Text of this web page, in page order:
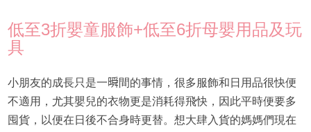
低至3折嬰童服飾+低至6折母嬰用品及玩
具
小朋友的成長只是一𣊬間的事情，很多服飾和日用品很快便
不適用，尤其嬰兒的衣物更是消耗得飛快，因此平時便要多
囤貨，以便在日後不合身時更替。想大肆入貨的媽媽們現在